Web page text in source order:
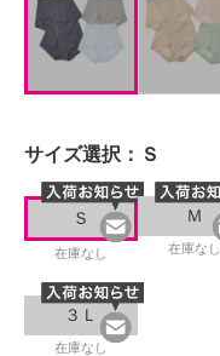
サイズ選択： Ｓ
Ｓ
在庫なし
Ｍ
在庫なし
３Ｌ
在庫なし